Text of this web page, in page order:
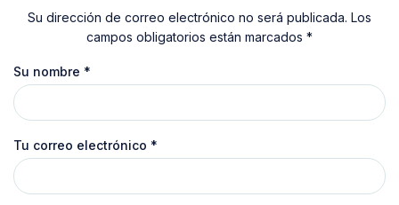
Su dirección de correo electrónico no será publicada. Los
campos obligatorios están marcados *
Su nombre *
Tu correo electrónico *